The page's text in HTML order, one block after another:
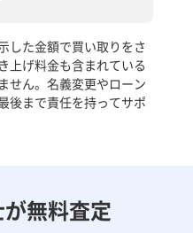
した金額で買い取りをさ
上げ料金も含まれている
せん。名義変更やローン
後まで責任を持ってサポ
無料査定